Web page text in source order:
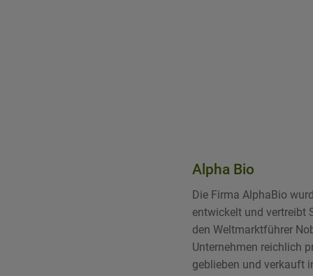
Alpha Bio
Die Firma AlphaBio
entwickelt und vertreibt
den Weltmarktführer
Unternehmen reichlich
geblieben und verkauft